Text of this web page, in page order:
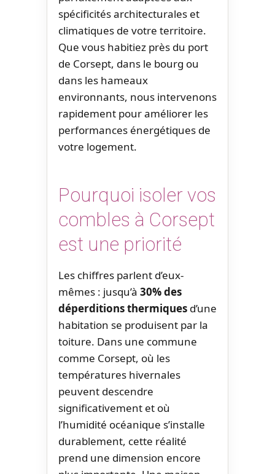
spécificités architecturales et
climatiques de votre territoire.
Que vous habitiez près du port
de Corsept, dans le bourg ou
dans les hameaux
environnants, nous intervenons
rapidement pour améliorer les
performances énergétiques de
votre logement.
Pourquoi isoler vos
combles à Corsept
est une priorité
Les chiffres parlent d’eux-
mêmes : jusqu’à 30% des
déperditions thermiques d’une
habitation se produisent par la
toiture. Dans une commune
comme Corsept, où les
températures hivernales
peuvent descendre
significativement et où
l’humidité océanique s’installe
durablement, cette réalité
prend une dimension encore